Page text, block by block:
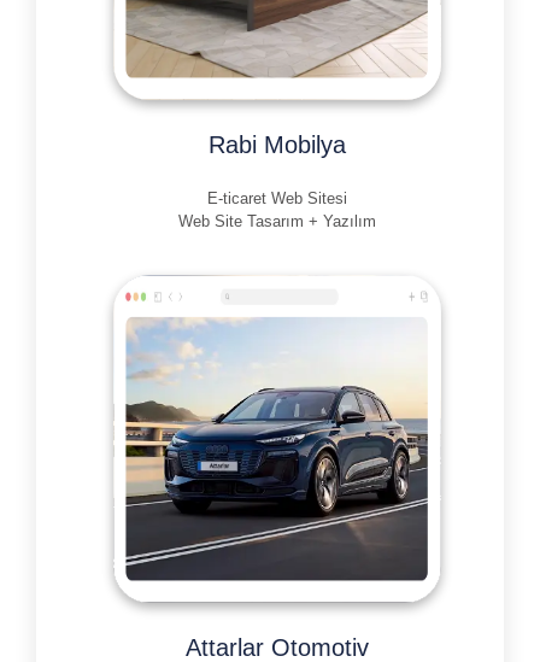
Rabi Mobilya
E-ticaret Web Sitesi
Web Site Tasarım + Yazılım
Attarlar Otomotiv